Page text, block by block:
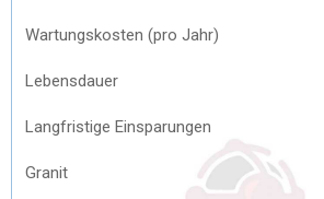
Wartungskosten (pro Jahr)
Lebensdauer
Langfristige Einsparungen
Granit